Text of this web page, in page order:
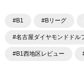
#B1 #Bリーグ
#名古屋ダイヤモンドドル
#B1西地区レビュー